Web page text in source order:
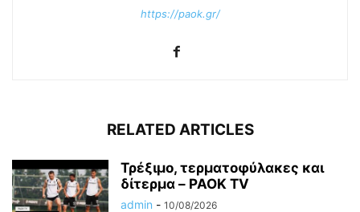
https://paok.gr/
RELATED ARTICLES
Τρέξιμο, τερματοφύλακες και
δίτερμα – PAOK TV
admin - 10/08/2026